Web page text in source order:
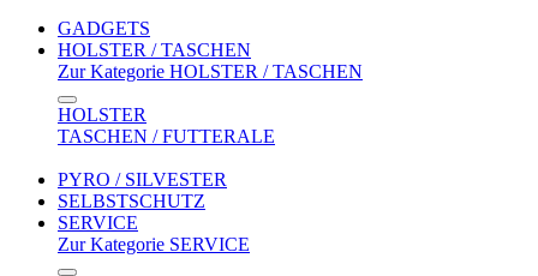
GADGETS
HOLSTER / TASCHEN
Zur Kategorie HOLSTER / TASCHEN
HOLSTER
TASCHEN / FUTTERALE
PYRO / SILVESTER
SELBSTSCHUTZ
SERVICE
Zur Kategorie SERVICE